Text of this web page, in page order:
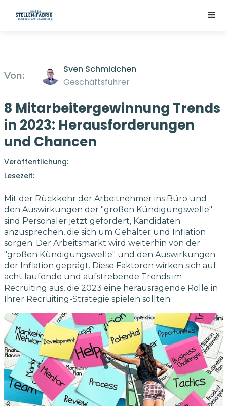
Von:
Sven Schmidchen
Geschäftsführer
8 Mitarbeitergewinnung Trends
in 2023: Herausforderungen
und Chancen
Veröffentlichung:
Lesezeit:
Mit der Rückkehr der Arbeitnehmer ins Büro und
den Auswirkungen der "großen Kündigungswelle"
sind Personaler jetzt gefordert, Kandidaten
anzusprechen, die sich um Gehälter und Inflation
sorgen. Der Arbeitsmarkt wird weiterhin von der
"großen Kündigungswelle" und den Auswirkungen
der Inflation geprägt. Diese Faktoren wirken sich auf
acht laufende und aufstrebende Trends im
Recruiting aus, die 2023 eine herausragende Rolle in
Ihrer Recruiting-Strategie spielen sollten.